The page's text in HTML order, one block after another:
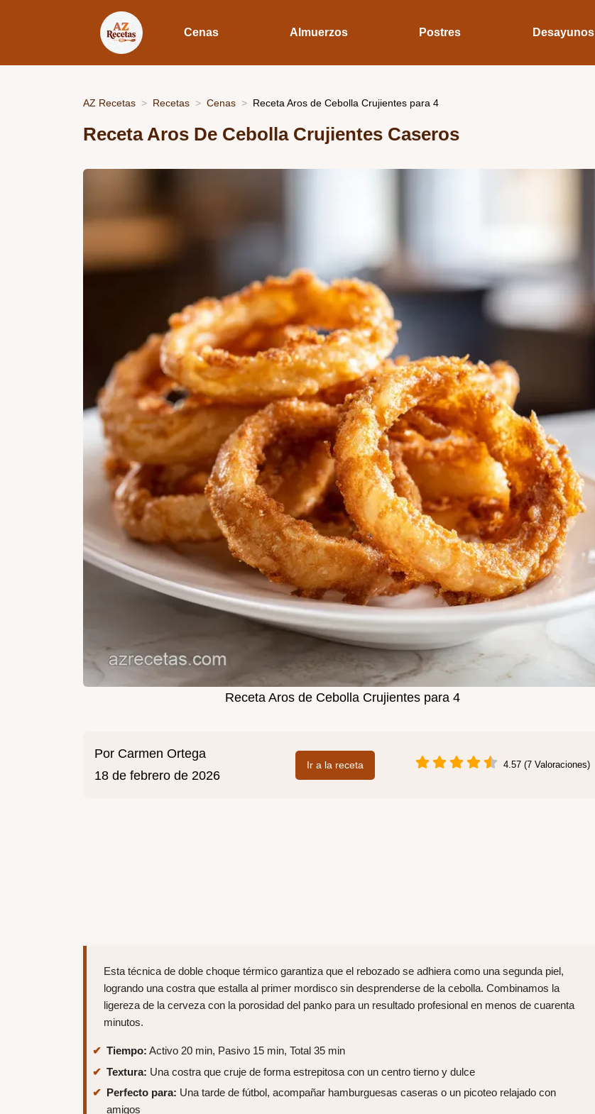
Cenas Almuerzos Postres Desayunos
AZ Recetas Recetas Cenas Receta Aros de Cebolla Crujientes para 4
Receta Aros De Cebolla Crujientes Caseros
Receta Aros de Cebolla Crujientes para 4
Por Carmen Ortega
18 de febrero de 2026
Ir a la receta 4.57 (7 Valoraciones)
Esta técnica de doble choque térmico garantiza que el rebozado se adhiera como una segunda piel,
logrando una costra que estalla al primer mordisco sin desprenderse de la cebolla. Combinamos la
ligereza de la cerveza con la porosidad del panko para un resultado profesional en menos de cuarenta
minutos.
Tiempo: Activo 20 min, Pasivo 15 min, Total 35 min
Textura: Una costra que cruje de forma estrepitosa con un centro tierno y dulce
Perfecto para: Una tarde de fútbol, acompañar hamburguesas caseras o un picoteo relajado con
amigos